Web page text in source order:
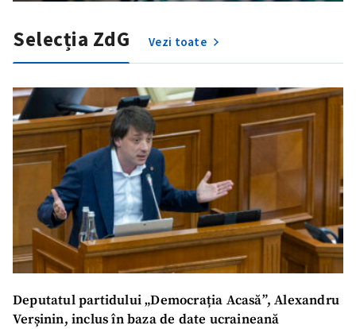
Selecția ZdG Vezi toate
Deputatul partidului „Democrația Acasă”, Alexandru
Verșinin, inclus în baza de date ucraineană
acord cu politica de
TRIMITE ȘTIREA